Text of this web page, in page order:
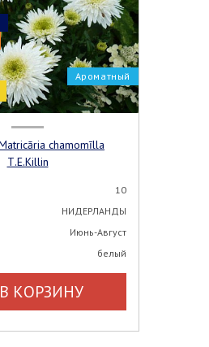
Ароматный
Т.Е.Killin
10
НИДЕРЛАНДЫ
Июнь-Август
белый
В КОРЗИНУ